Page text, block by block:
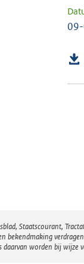
Staatscourant,
bekendmaking
worden bij wijze